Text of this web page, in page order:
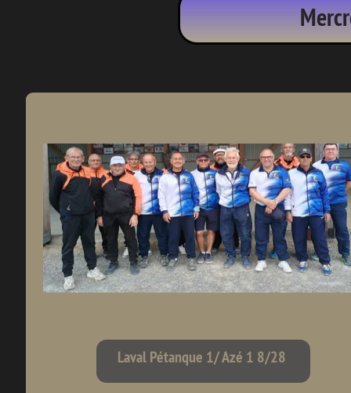
Laval Pétanque 1/ Azé 1 8/28